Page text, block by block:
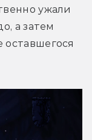
ужали
а затем
оставшегося